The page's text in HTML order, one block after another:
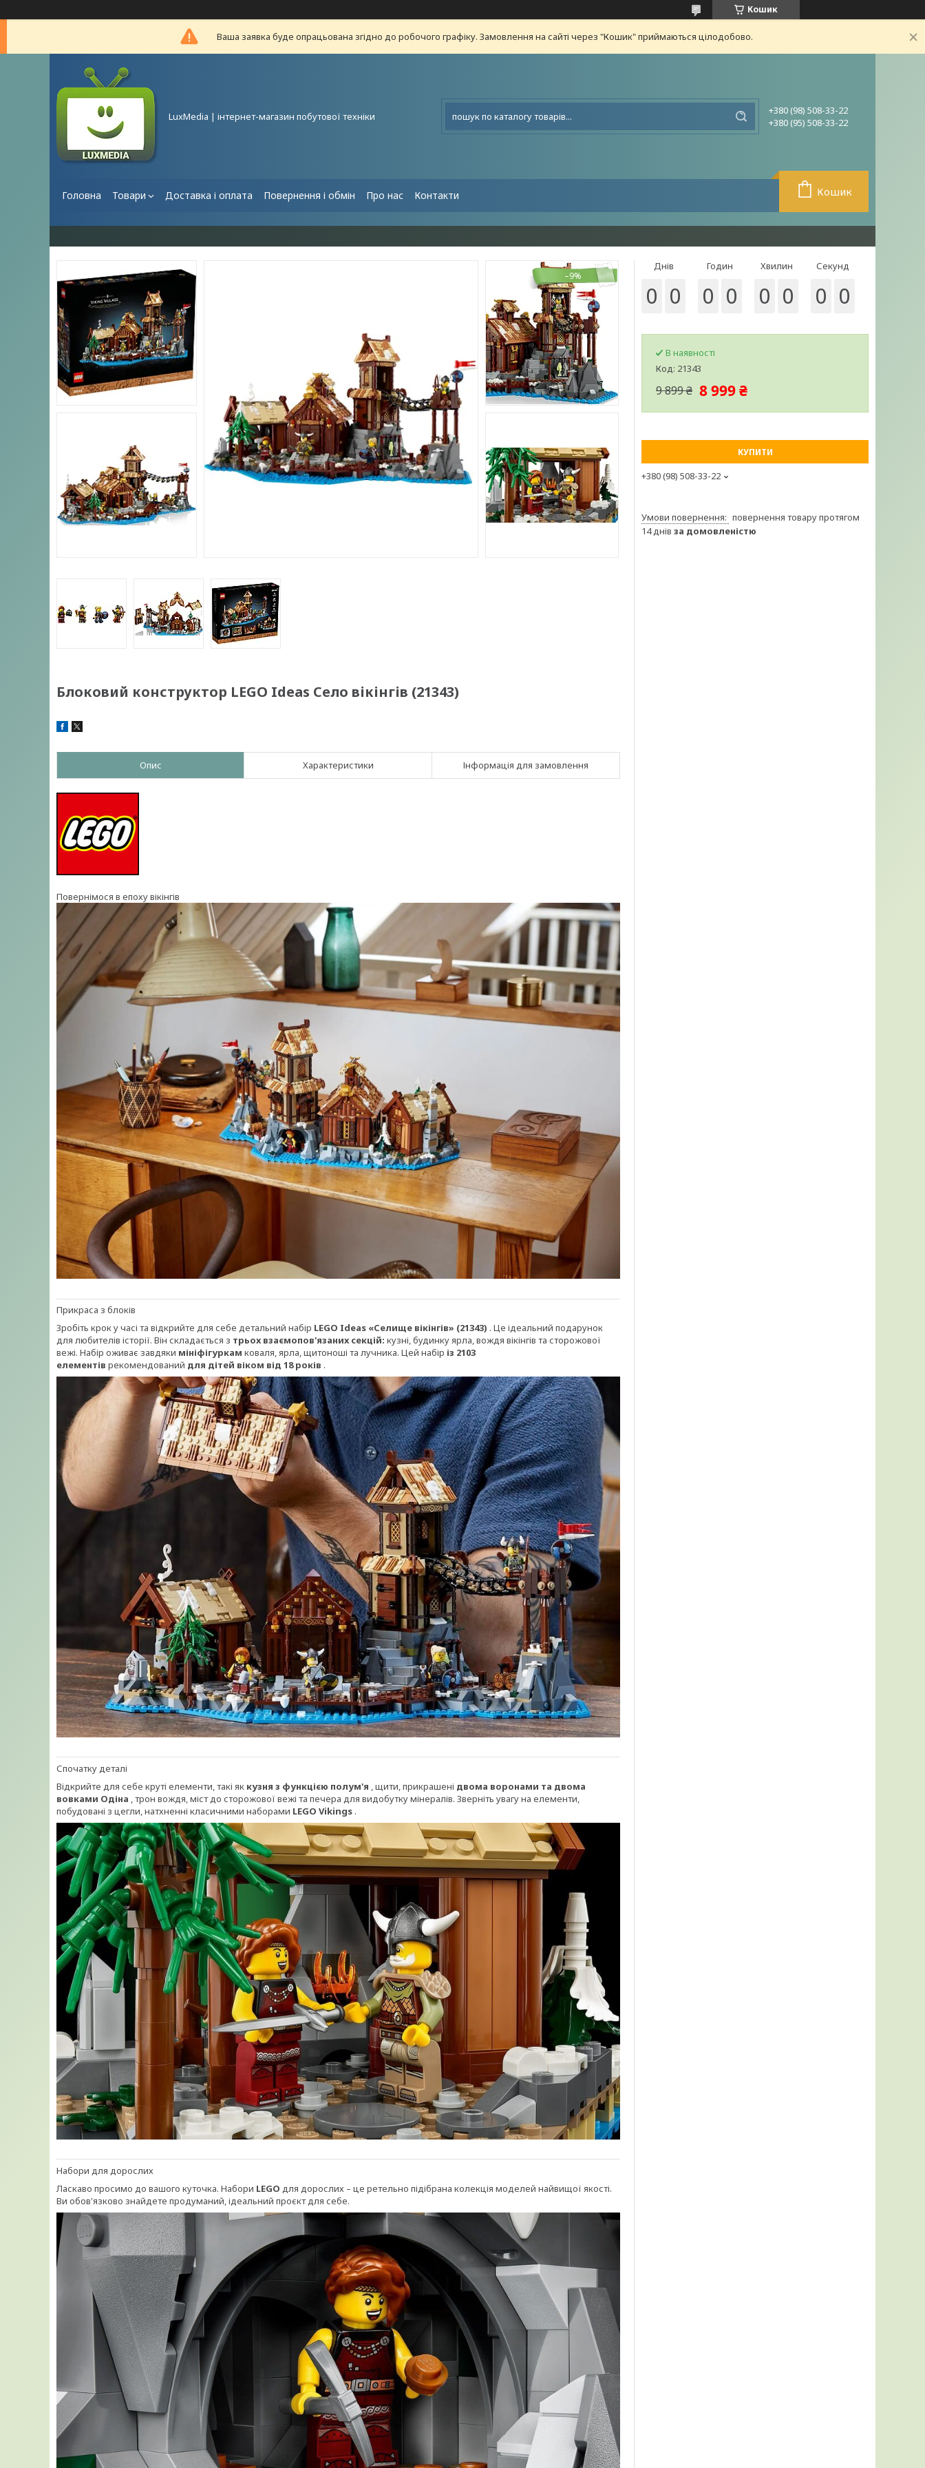
Кошик
Ваша заявка буде опрацьована згідно до робочого графіку. Замовлення на сайті через "Кошик" приймаються цілодобово.
LuxMedia | інтернет-магазин побутової техніки
+380 (98) 508-33-22
+380 (95) 508-33-22
Головна Товари Доставка і оплата Повернення і обмін Про нас Контакти Кошик
–9%
Блоковий конструктор LEGO Ideas Село вікінгів (21343)
Опис Характеристики Інформація для замовлення
Повернімося в епоху вікінгів
Прикраса з блоків
Зробіть крок у часі та відкрийте для себе детальний набір LEGO Ideas «Селище вікінгів» (21343) . Це ідеальний подарунок
для любителів історії. Він складається з трьох взаємопов'язаних секцій: кузні, будинку ярла, вождя вікінгів та сторожової
вежі. Набір оживає завдяки мініфігуркам коваля, ярла, щитоноші та лучника. Цей набір із 2103
елементів рекомендований для дітей віком від 18 років .
Спочатку деталі
Відкрийте для себе круті елементи, такі як кузня з функцією полум'я , щити, прикрашені двома воронами та двома
вовками Одіна , трон вождя, міст до сторожової вежі та печера для видобутку мінералів. Зверніть увагу на елементи,
побудовані з цегли, натхненні класичними наборами LEGO Vikings .
Набори для дорослих
Ласкаво просимо до вашого куточка. Набори LEGO для дорослих – це ретельно підібрана колекція моделей найвищої якості.
Ви обов'язково знайдете продуманий, ідеальний проєкт для себе.
Днів
0 0
Годин
0 0
Хвилин
0 0
Секунд
0 0
В наявності
Код: 21343
9 899 ₴ 8 999 ₴
КУПИТИ
+380 (98) 508-33-22
повернення товару протягом
14 днів за домовленістю